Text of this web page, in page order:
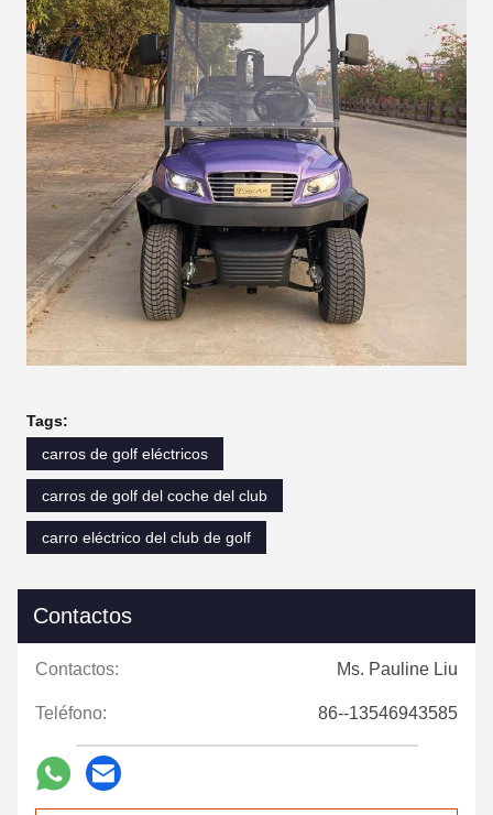
Tags:
carros de golf eléctricos
carros de golf del coche del club
carro eléctrico del club de golf
Contactos
Contactos: Ms. Pauline Liu
Teléfono: 86--13546943585